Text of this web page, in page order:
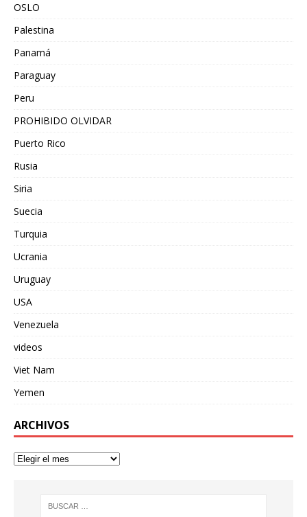
OSLO
Palestina
Panamá
Paraguay
Peru
PROHIBIDO OLVIDAR
Puerto Rico
Rusia
Siria
Suecia
Turquia
Ucrania
Uruguay
USA
Venezuela
videos
Viet Nam
Yemen
ARCHIVOS